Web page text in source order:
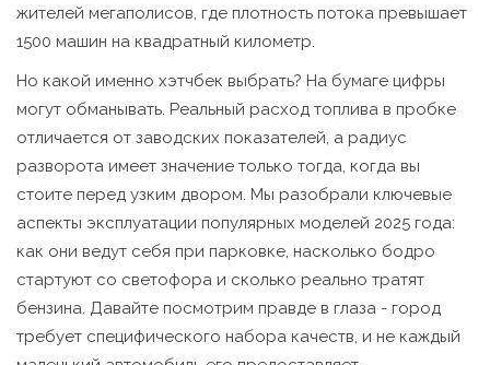
жителей мегаполисов, где плотность потока превышает
1500 машин на квадратный километр.
Но какой именно хэтчбек выбрать? На бумаге цифры
могут обманывать. Реальный расход топлива в пробке
отличается от заводских показателей, а радиус
разворота имеет значение только тогда, когда вы
стоите перед узким двором. Мы разобрали ключевые
аспекты эксплуатации популярных моделей 2025 года:
как они ведут себя при парковке, насколько бодро
стартуют со светофора и сколько реально тратят
бензина. Давайте посмотрим правде в глаза - город
требует специфического набора качеств, и не каждый